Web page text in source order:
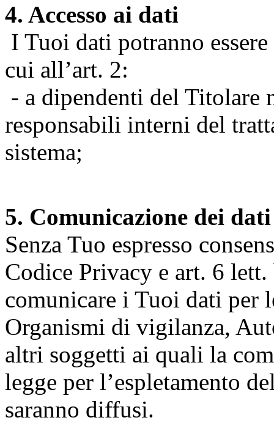
4. Accesso ai dati
I Tuoi dati potranno
cui all’art. 2:
- a dipendenti del Titolare
responsabili interni del
sistema;
5. Comunicazione dei dati
Senza Tuo espresso
Codice Privacy e art. 6
comunicare i Tuoi dati per
Organismi di vigilanza,
altri soggetti ai quali la
legge per l’espletamento
saranno diffusi.